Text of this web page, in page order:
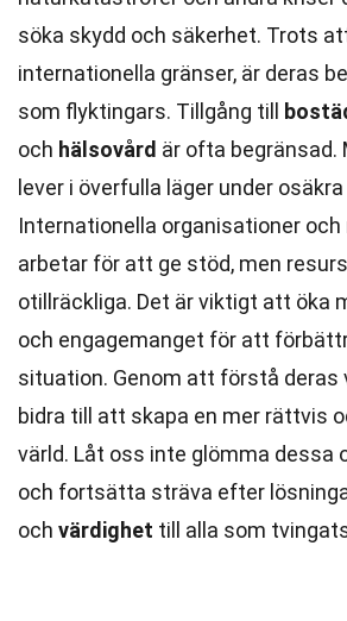
söka skydd och säkerhet. Trots
internationella gränser, är deras
som flyktingars. Tillgång till
och hälsovård är ofta begränsad.
lever i överfulla läger under
Internationella organisationer och
arbetar för att ge stöd, men
otillräckliga. Det är viktigt att öka
och engagemanget för att
situation. Genom att förstå deras
bidra till att skapa en mer rättvis
värld. Låt oss inte glömma dessa
och fortsätta sträva efter
och värdighet till alla som